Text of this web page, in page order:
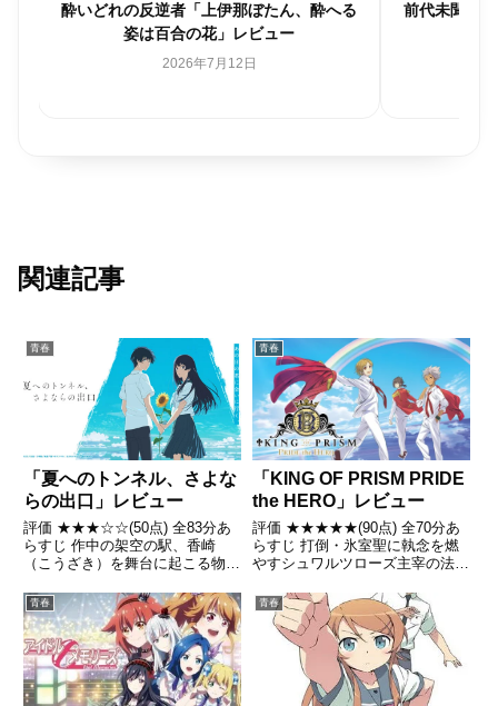
酔いどれの反逆者「上伊那ぼたん、酔へる
姿は百合の花」レビュー
2026年7月12日
前代未聞の
関連記事
青春
「夏へのトンネル、さよな
らの出口」レビュー
評価 ★★★☆☆(50点) 全83分あ
らすじ 作中の架空の駅、香崎
（こうざき）を舞台に起こる物
中で女子たちが噂をしているのを
聞いた。引用- Wikipedia
青春
「KING OF PRISM PRIDE
the HERO」レビュー
評価 ★★★★★(90点) 全70分あ
らすじ 打倒・氷室聖に執念を燃
やすシュワルツローズ主宰の法月
ヒロの持ち歌であった「pride」
の著作権をエーデルローズに押し
付けた莫大な債務の不履行を盾に
差し押さえ、自校の...
青春 青春